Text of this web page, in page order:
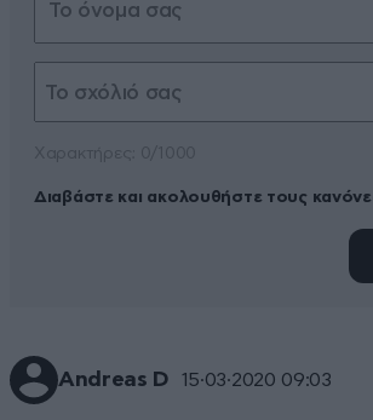
Διαβάστε και ακολουθήστε τους
Andreas D 15·03·2020 09:03